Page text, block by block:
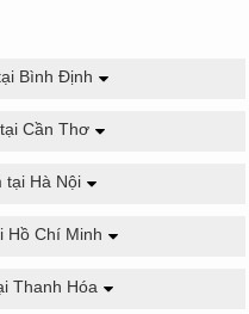
Bình Định
Cần Thơ
tại Hà Nội
Hồ Chí Minh
Thanh Hóa